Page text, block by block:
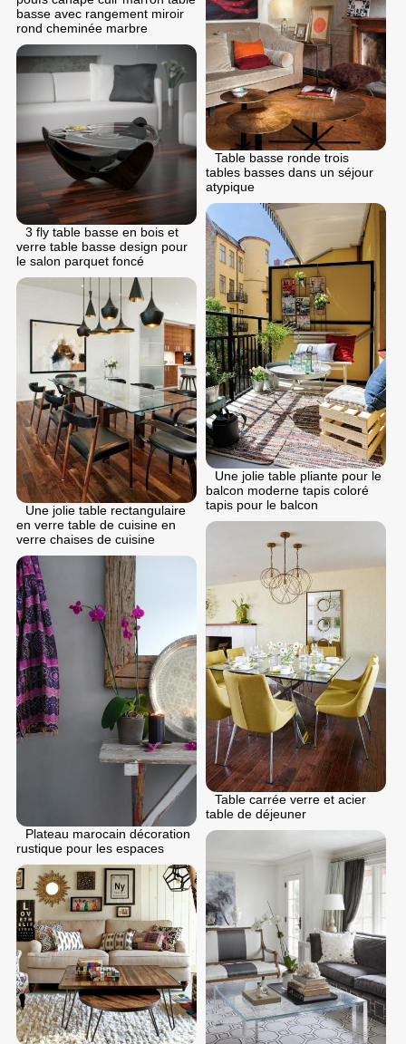
basse avec rangement miroir
rond cheminée marbre
Table basse ronde trois
tables basses dans un séjour
atypique
3 fly table basse en bois et
verre table basse design pour
le salon parquet foncé
Une jolie table pliante pour le
balcon moderne tapis coloré
tapis pour le balcon
Une jolie table rectangulaire
en verre table de cuisine en
verre chaises de cuisine
Table carrée verre et acier
table de déjeuner
Plateau marocain décoration
rustique pour les espaces